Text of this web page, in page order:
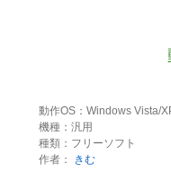
動作OS：Windows Vista/
機種：汎用
種類：フリーソフト
作者：
きむ